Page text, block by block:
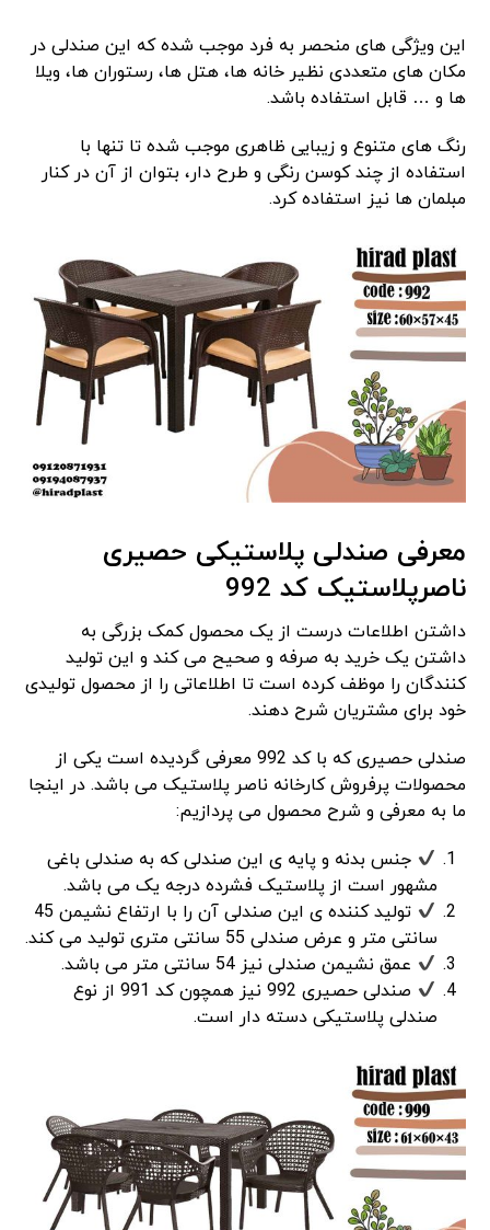
این ویژگی های منحصر به فرد موجب شده که این صندلی در
مکان های متعددی نظیر خانه ها، هتل ها، رستوران ها، ویلا
ها و … قابل استفاده باشد.
رنگ های متنوع و زیبایی ظاهری موجب شده تا تنها با
استفاده از چند کوسن رنگی و طرح دار، بتوان از آن در کنار
مبلمان ها نیز استفاده کرد.
معرفی صندلی پلاستیکی حصیری
ناصرپلاستیک کد 992
داشتن اطلاعات درست از یک محصول کمک بزرگی به
داشتن یک خرید به صرفه و صحیح می کند و این تولید
کنندگان را موظف کرده است تا اطلاعاتی را از محصول تولیدی
خود برای مشتریان شرح دهند.
صندلی حصیری که با کد 992 معرفی گردیده است یکی از
محصولات پرفروش کارخانه ناصر پلاستیک می باشد. در اینجا
ما به معرفی و شرح محصول می پردازیم:
جنس بدنه و پایه ی این صندلی که به صندلی باغی
مشهور است از پلاستیک فشرده درجه یک می باشد.
تولید کننده ی این صندلی آن را با ارتفاع نشیمن 45
سانتی متر و عرض صندلی 55 سانتی متری تولید می کند.
عمق نشیمن صندلی نیز 54 سانتی متر می باشد.
صندلی حصیری 992 نیز همچون کد 991 از نوع
صندلی پلاستیکی دسته دار است.